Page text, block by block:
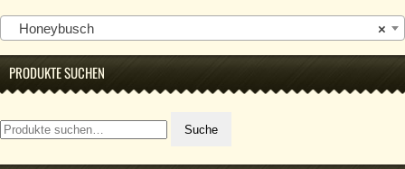
×
Honeybusch
PRODUKTE SUCHEN
Suche
nach:
Suche